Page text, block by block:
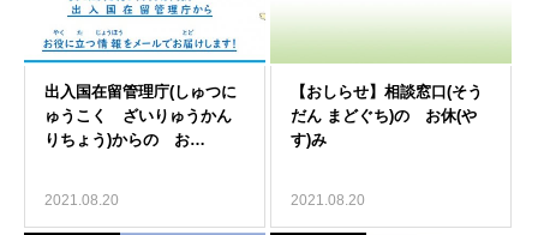
2021.08.20 2021.08.20